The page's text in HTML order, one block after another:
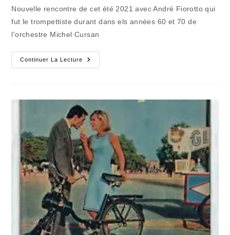
Nouvelle rencontre de cet été 2021 avec André Fiorotto qui
fut le trompettiste durant dans els années 60 et 70 de
l'orchestre Michel Cursan
Continuer La Lecture
André
Et
Renommée